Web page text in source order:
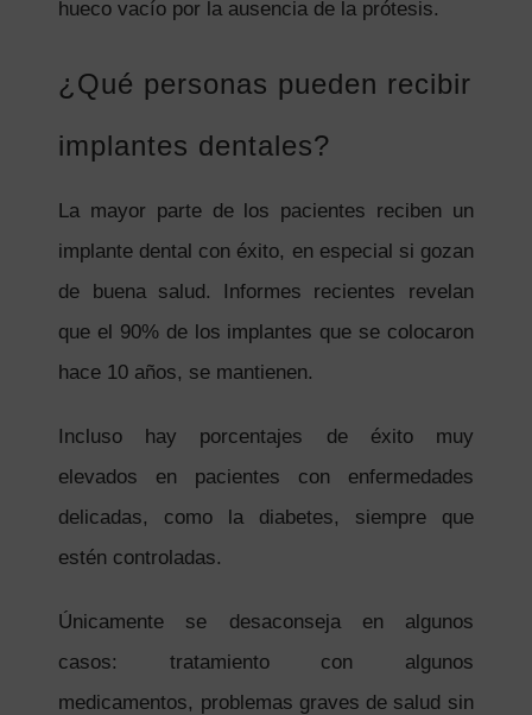
hueco vacío por la ausencia de la prótesis.
¿Qué personas pueden recibir
implantes dentales?
La mayor parte de los pacientes reciben un
implante dental con éxito, en especial si gozan
de buena salud. Informes recientes revelan
que el 90% de los implantes que se colocaron
hace 10 años, se mantienen.
Incluso hay porcentajes de éxito muy
elevados en pacientes con enfermedades
delicadas, como la diabetes, siempre que
estén controladas.
Únicamente se desaconseja en algunos
casos: tratamiento con algunos
medicamentos, problemas graves de salud sin